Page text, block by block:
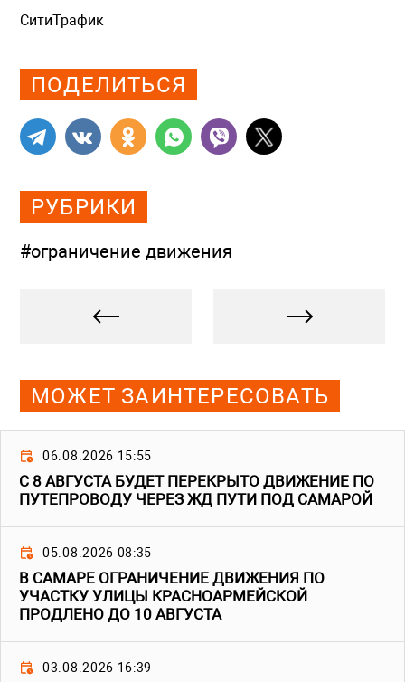
СитиТрафик
ПОДЕЛИТЬСЯ
РУБРИКИ
#ограничение движения
МОЖЕТ ЗАИНТЕРЕСОВАТЬ
06.08.2026 15:55
С 8 АВГУСТА БУДЕТ ПЕРЕКРЫТО ДВИЖЕНИЕ ПО
ПУТЕПРОВОДУ ЧЕРЕЗ ЖД ПУТИ ПОД САМАРОЙ
05.08.2026 08:35
В САМАРЕ ОГРАНИЧЕНИЕ ДВИЖЕНИЯ ПО
УЧАСТКУ УЛИЦЫ КРАСНОАРМЕЙСКОЙ
ПРОДЛЕНО ДО 10 АВГУСТА
03.08.2026 16:39